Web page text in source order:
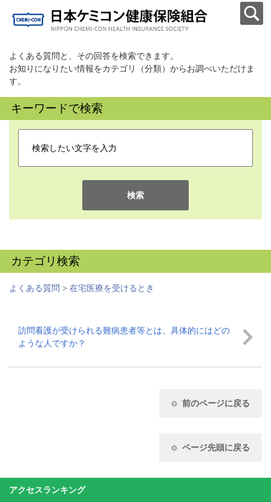
よくある質問と、その回答を検索できます。
お知りになりたい情報をカテゴリ（分類）からお調べいただけま
す。
キーワードで検索
検索
カテゴリ検索
よくある質問 > 在宅医療を受けるとき
訪問看護が受けられる難病患者等とは、具体的にはどの
ような人ですか？
前のページに戻る
ページ先頭に戻る
アクセスランキング